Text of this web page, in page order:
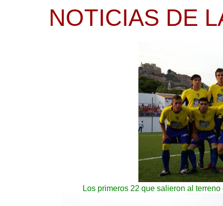
NOTICIAS DE
Los primeros 22 que salieron al terreno